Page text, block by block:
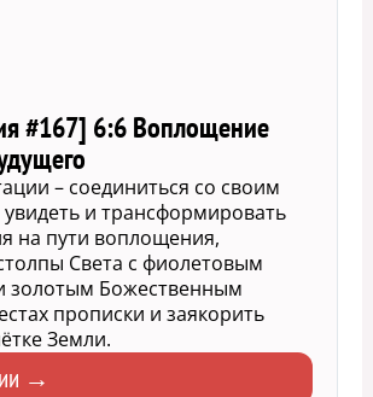
#167] 6:6 Воплощение
– соединиться со своим
и трансформировать
на пути воплощения,
Света с фиолетовым
золотым Божественным
прописки и заякорить
Земли.
→